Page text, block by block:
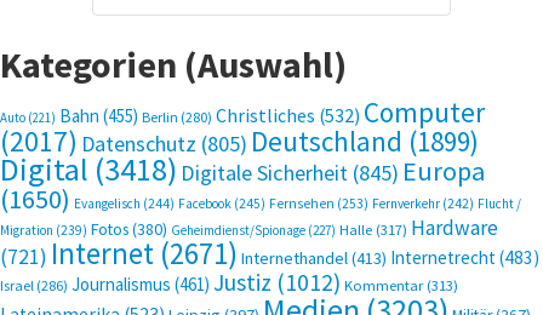
Kategorien (Auswahl)
Auto (221) Bahn (455) Berlin (280) Christliches (532) Computer
(2017) Datenschutz (805) Deutschland (1899)
Digital (3418) Digitale Sicherheit (845) Europa
(1650) Evangelisch (244) Facebook (245) Fernsehen (253) Fernverkehr (242) Flucht /
Migration (239) Fotos(380) Geheimdienst/Spionage (227) Halle(317) Hardware
(721) Internet (2671) Internethandel (413) Internetrecht (483)
Israel (286) Journalismus (461) Justiz (1012) Kommentar(313)